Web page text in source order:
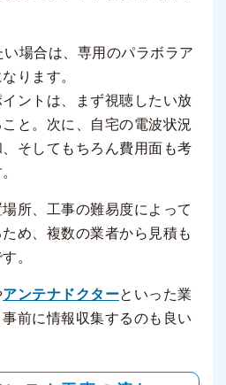
場合は、専用のパラボラア
ります。
ントは、まず視聴したい放
と。次に、自宅の電波状況
そしてもちろん費用面も考
所、工事の難易度によって
め、複数の業者から見積も
。
アンテナドクターといった業
前に情報収集するのも良い